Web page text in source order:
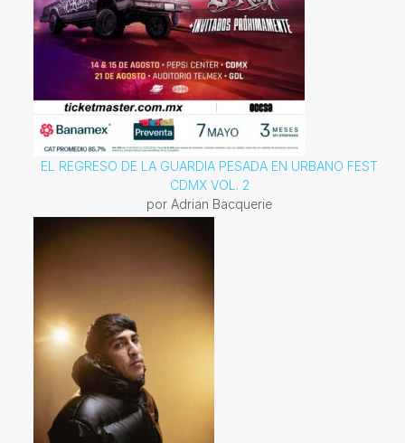
EL REGRESO DE LA GUARDIA PESADA EN URBANO FEST
CDMX VOL. 2
por Adrian Bacquerie